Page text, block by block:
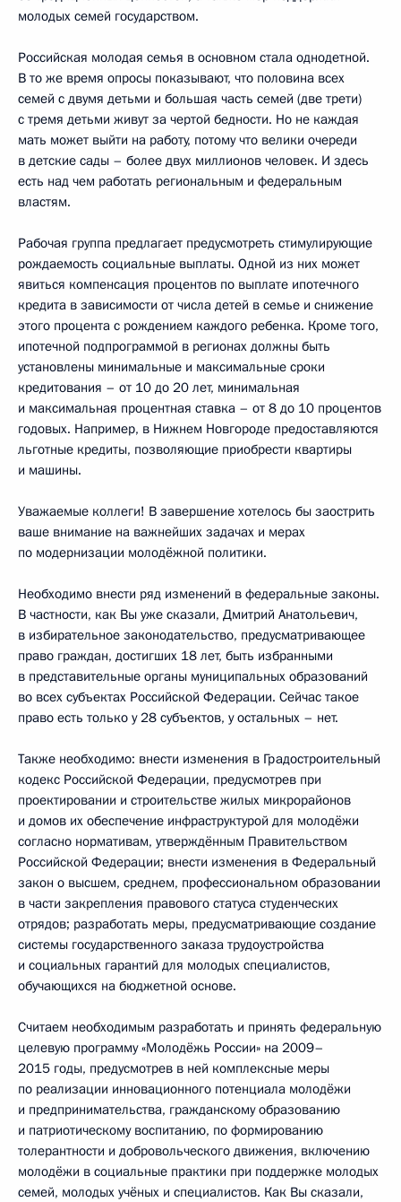
молодых семей государством.
Российская молодая семья в основном стала однодетной.
В то же время опросы показывают, что половина всех
семей с двумя детьми и большая часть семей (две трети)
с тремя детьми живут за чертой бедности. Но не каждая
мать может выйти на работу, потому что велики очереди
в детские сады – более двух миллионов человек. И здесь
есть над чем работать региональным и федеральным
властям.
Рабочая группа предлагает предусмотреть стимулирующие
рождаемость социальные выплаты. Одной из них может
явиться компенсация процентов по выплате ипотечного
кредита в зависимости от числа детей в семье и снижение
этого процента с рождением каждого ребенка. Кроме того,
ипотечной подпрограммой в регионах должны быть
установлены минимальные и максимальные сроки
кредитования – от 10 до 20 лет, минимальная
и максимальная процентная ставка – от 8 до 10 процентов
годовых. Например, в Нижнем Новгороде предоставляются
льготные кредиты, позволяющие приобрести квартиры
и машины.
Уважаемые коллеги! В завершение хотелось бы заострить
ваше внимание на важнейших задачах и мерах
по модернизации молодёжной политики.
Необходимо внести ряд изменений в федеральные законы.
В частности, как Вы уже сказали, Дмитрий Анатольевич,
в избирательное законодательство, предусматривающее
право граждан, достигших 18 лет, быть избранными
в представительные органы муниципальных образований
во всех субъектах Российской Федерации. Сейчас такое
право есть только у 28 субъектов, у остальных – нет.
Также необходимо: внести изменения в Градостроительный
кодекс Российской Федерации, предусмотрев при
проектировании и строительстве жилых микрорайонов
и домов их обеспечение инфраструктурой для молодёжи
согласно нормативам, утверждённым Правительством
Российской Федерации; внести изменения в Федеральный
закон о высшем, среднем, профессиональном образовании
в части закрепления правового статуса студенческих
отрядов; разработать меры, предусматривающие создание
системы государственного заказа трудоустройства
и социальных гарантий для молодых специалистов,
обучающихся на бюджетной основе.
Считаем необходимым разработать и принять федеральную
целевую программу «Молодёжь России» на 2009–
2015 годы, предусмотрев в ней комплексные меры
по реализации инновационного потенциала молодёжи
и предпринимательства, гражданскому образованию
и патриотическому воспитанию, по формированию
толерантности и добровольческого движения, включению
молодёжи в социальные практики при поддержке молодых
семей, молодых учёных и специалистов. Как Вы сказали,